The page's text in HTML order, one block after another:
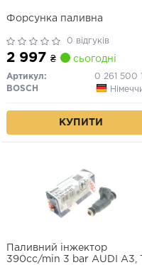
Форсунка паливна
0 відгуків
2 997 ₴ сьогодні
Артикул:
0 261 500
BOSCH
КУПИТИ
Паливний інжектор
390cc/min 3 bar AUDI A3,